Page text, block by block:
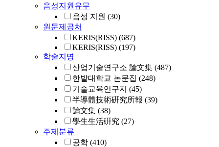
음성지원유무
음성 지원 (30)
원문제공처
KERIS(RISS) (687)
KERIS(RISS) (197)
학술지명
산업기술연구소 論文集 (487)
한밭대학교 논문집 (248)
기술교육연구지 (45)
半導體技術硏究所報 (39)
論文集 (38)
學生生活硏究 (27)
주제분류
공학 (410)